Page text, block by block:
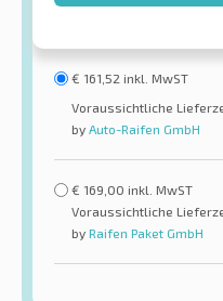
€ 161,52 inkl. MwST
Voraussichtliche
by Auto-Raifen GmbH
€ 169,00 inkl. MwST
Voraussichtliche
by Raifen Paket GmbH